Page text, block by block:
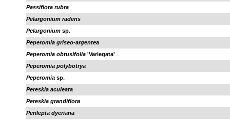
Passiflora rubra
Pelargonium radens
Pelargonium sp.
Peperomia griseo-argentea
Peperomia obtusifolia 'Variegata'
Peperomia polybotrya
Peperomia sp.
Pereskia aculeata
Pereskia grandiflora
Perilepta dyeriana